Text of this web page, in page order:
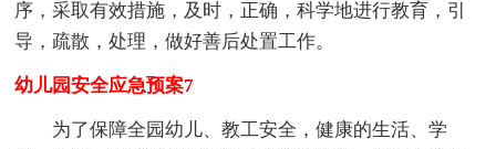
序，采取有效措施，及时，正确，科学地进行教育，引
导，疏散，处理，做好善后处置工作。
幼儿园安全应急预案7
为了保障全园幼儿、教工安全，健康的生活、学